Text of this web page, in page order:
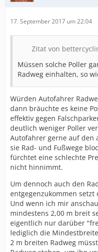
17. September 2017 um 22:04
Zitat von
Müssen solche Poller
Radweg einhalten, so
Würden Autofahrer
dann bräuchte es keine
effektiv gegen
deutlich weniger Poller
Autofahrer gerne auf den
sie Rad- und Fußwege
fürchtet eine schlechte
nicht hinnimmt.
Um dennoch auch den
entgegenzukommen
Und wenn ich mir
mindestens 2,00 m breit
eigentlich nur darüber
lediglich die
2 m breiten Radweg